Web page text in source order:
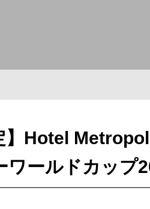
】Hotel
ワールドカップ